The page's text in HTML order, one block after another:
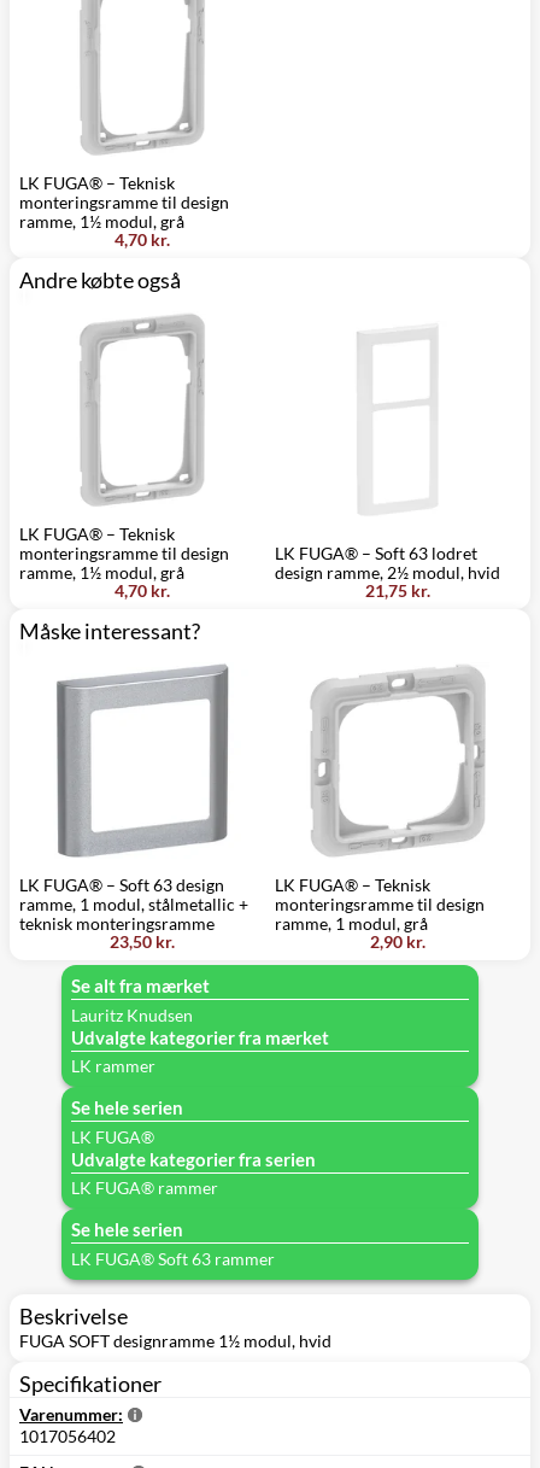
LK FUGA® – Teknisk
monteringsramme til design
ramme, 1½ modul, grå
4,70 kr.
Andre købte også
LK FUGA® – Teknisk
monteringsramme til design
ramme, 1½ modul, grå
4,70 kr.
LK FUGA® – Soft 63 lodret
design ramme, 2½ modul, hvid
21,75 kr.
Måske interessant?
LK FUGA® – Soft 63 design
ramme, 1 modul, stålmetallic +
teknisk monteringsramme
23,50 kr.
LK FUGA® – Teknisk
monteringsramme til design
ramme, 1 modul, grå
2,90 kr.
Se alt fra mærket
Lauritz Knudsen
Udvalgte kategorier fra mærket
LK rammer
Se hele serien
LK FUGA®
Udvalgte kategorier fra serien
LK FUGA® rammer
Se hele serien
LK FUGA® Soft 63 rammer
Beskrivelse
FUGA SOFT designramme 1½ modul, hvid
Specifikationer
Varenummer:
1017056402